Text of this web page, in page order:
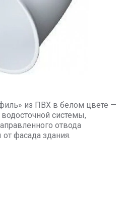
из ПВХ в белом цвете —
системы,
отвода
фасада здания.